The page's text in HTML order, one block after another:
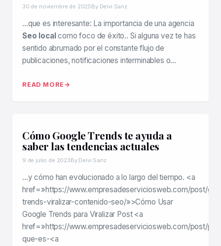
30 de noviembre de 2025By Deivi Sanz
…que es interesante: La importancia de una agencia
Seo local como foco de éxito.. Si alguna vez te has
sentido abrumado por el constante flujo de
publicaciones, notificaciones interminables o…
READ MORE
Cómo Google Trends te ayuda a
saber las tendencias actuales
9 de julio de 2023By Deivi Sanz
…y cómo han evolucionado a lo largo del tiempo. <a
href=»https://www.empresadeserviciosweb.com/post/
trends-viralizar-contenido-seo/»>Cómo Usar
Google Trends para Viralizar Post <a
href=»https://www.empresadeserviciosweb.com/post/por-
que-es-<a